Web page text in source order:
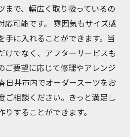
まで、幅広く取り扱っているの
応可能です。 雰囲気もサイズ感
手に入れることができます。当
けでなく、アフターサービスも
ご要望に応じて修理やアレンジ
日井市内でオーダースーツをお
ご相談ください。きっと満足し
することができます。